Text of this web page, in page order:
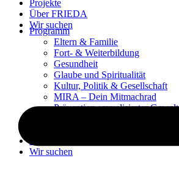
Projekte
Über FRIEDA
Wir suchen
Programm
Eltern & Familie
Fort- & Weiterbildung
Gesundheit
Glaube und Spiritualität
Kultur, Politik & Gesellschaft
MIRA – Dein Mitmachrad
Prävention sexualisierter Gewalt
Wir suchen